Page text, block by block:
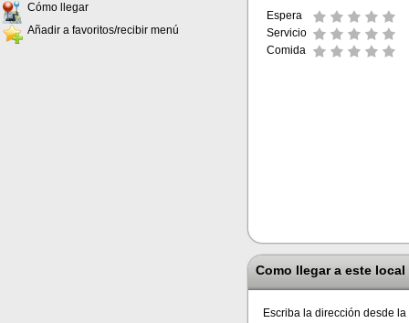
Cómo llegar
Añadir a favoritos/recibir menú
Espera
Servicio
Comida
Como llegar a este local
Escriba la dirección desde